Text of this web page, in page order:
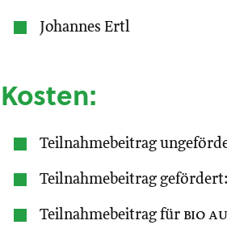
Johannes Ertl
Kosten:
Teilnahmebeitrag
Teilnahmebeitrag
Teilnahmebeitrag für bio